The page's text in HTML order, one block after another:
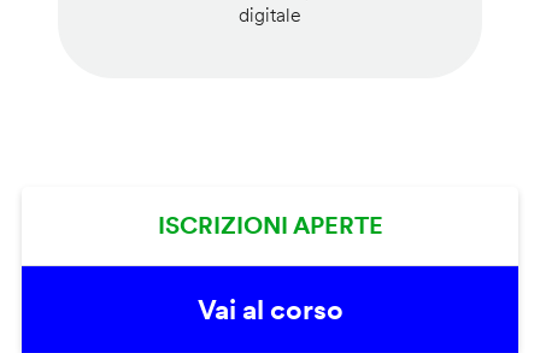
digitale
ISCRIZIONI APERTE
Vai al corso